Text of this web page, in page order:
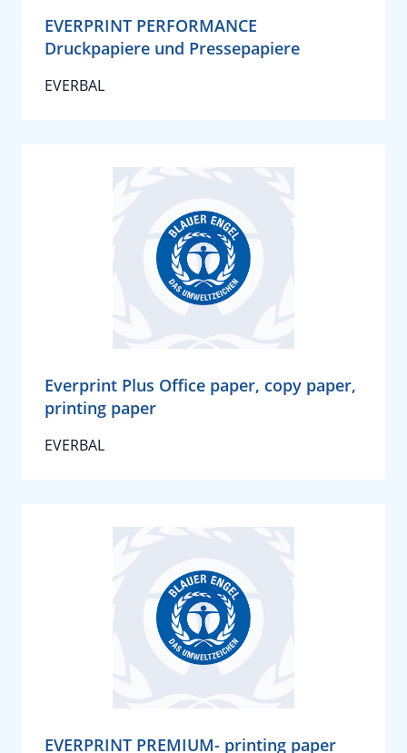
EVERPRINT PERFORMANCE
Druckpapiere und Pressepapiere
EVERBAL
Everprint Plus Office paper, copy paper,
printing paper
EVERBAL
EVERPRINT PREMIUM- printing paper